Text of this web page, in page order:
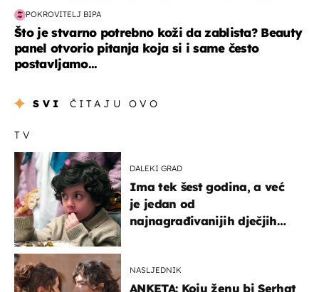
POKROVITELJ BIPA
Što je stvarno potrebno koži da zablista? Beauty
panel otvorio pitanja koja si i same često
postavljamo...
SVI ČITAJU OVO
TV
DALEKI GRAD
Ima tek šest godina, a već
je jedan od
najnagrađivanijih dječjih
NASLJEDNIK
ANKETA: Koju ženu bi Serhat